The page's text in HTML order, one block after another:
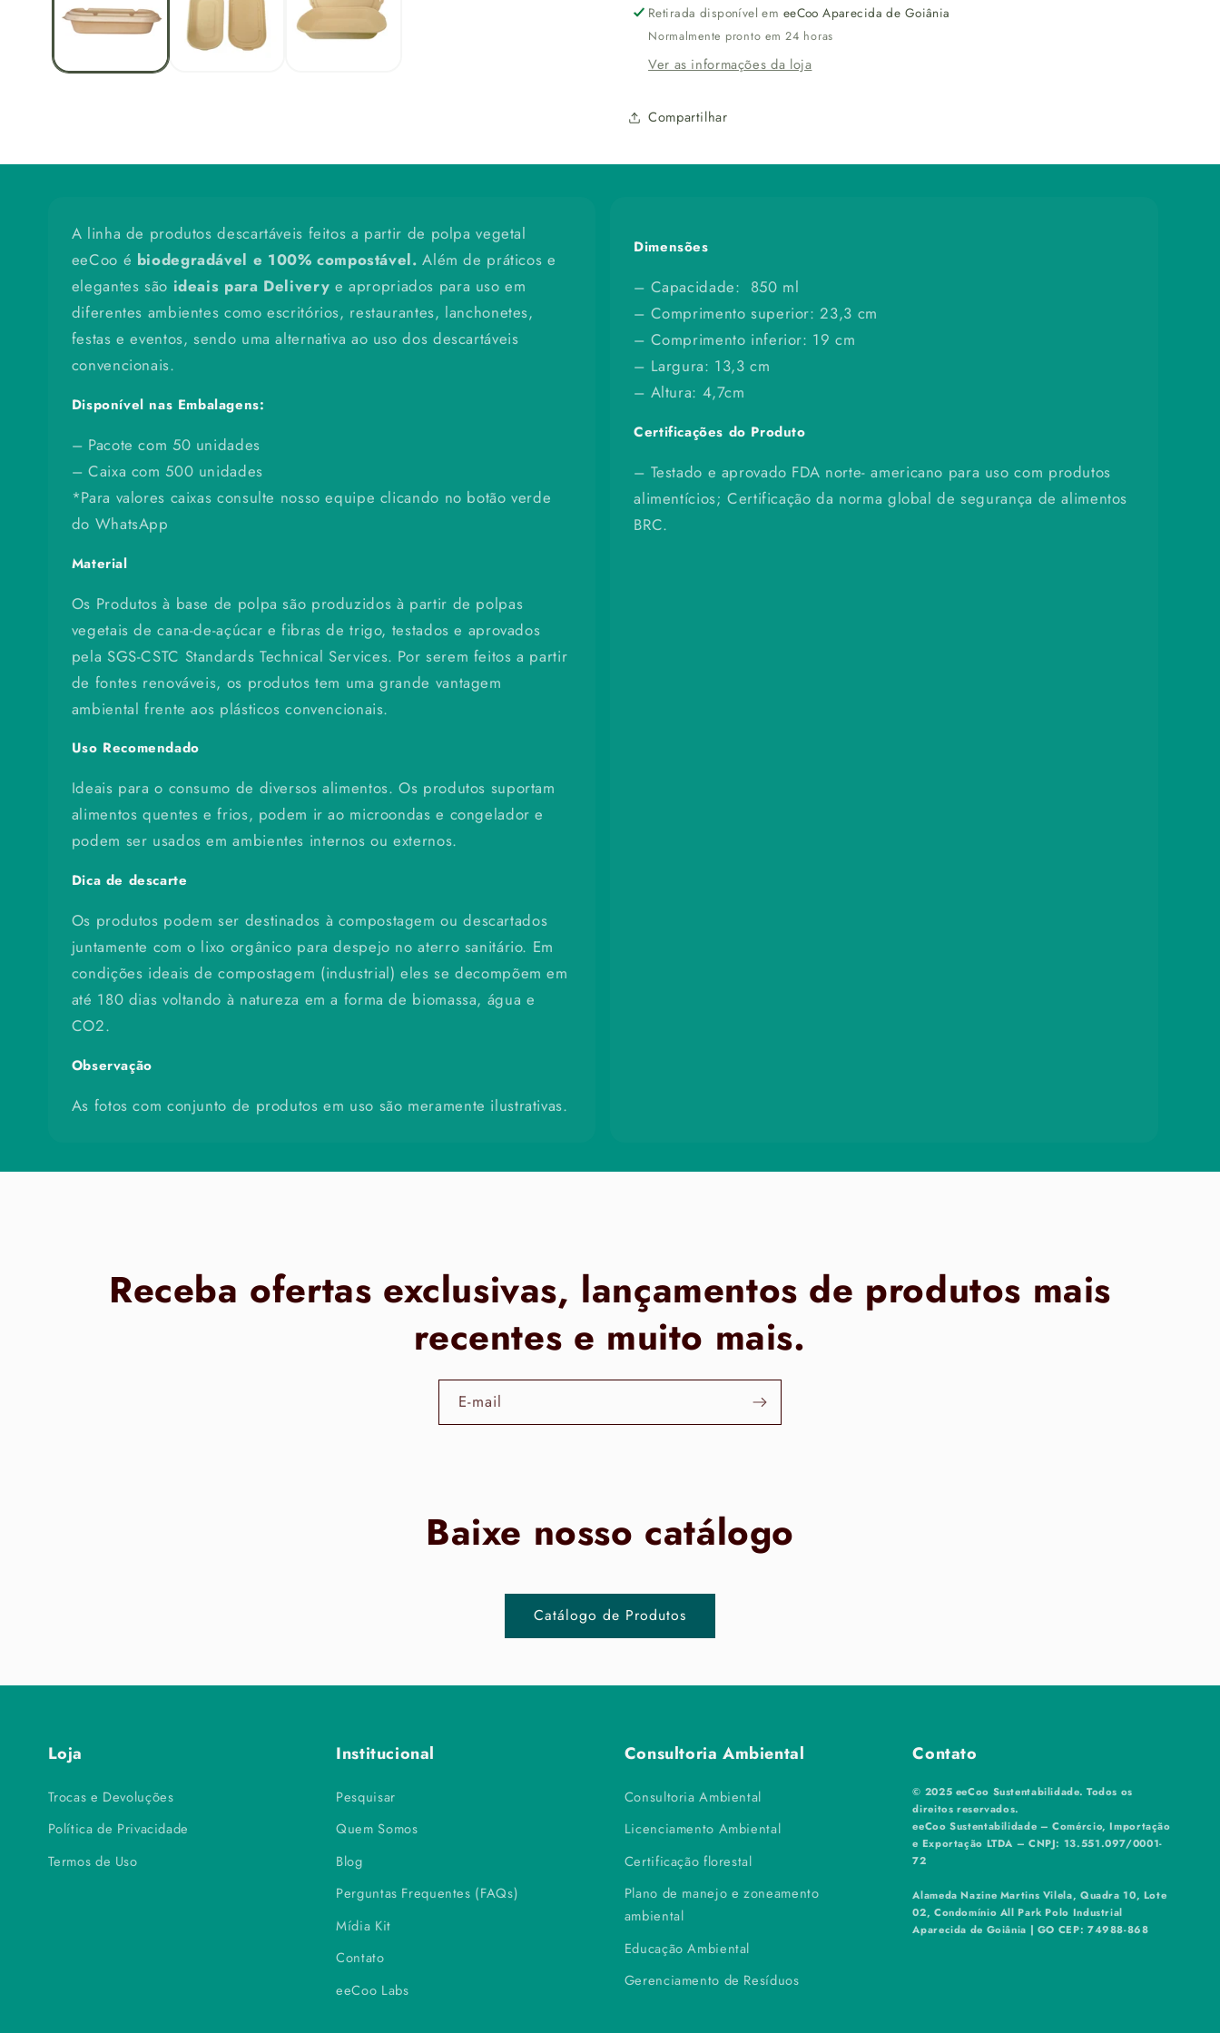
compostável
–
50
compostável
–
50
Retirada disponível em eeCoo Aparecida de Goiânia
Normalmente pronto em 24 horas
Ver as informações da loja
Compartilhar
A linha de produtos descartáveis feitos a partir de polpa vegetal
eeCoo é biodegradável e 100% compostável. Além de práticos e
elegantes são ideais para Delivery e apropriados para uso em
diferentes ambientes como escritórios, restaurantes, lanchonetes,
festas e eventos, sendo uma alternativa ao uso dos descartáveis
convencionais.
Disponível nas Embalagens:
– Pacote com 50 unidades
– Caixa com 500 unidades
*Para valores caixas consulte nosso equipe clicando no botão verde
do WhatsApp
Material
Os Produtos à base de polpa são produzidos à partir de polpas
vegetais de cana-de-açúcar e fibras de trigo, testados e aprovados
pela SGS-CSTC Standards Technical Services. Por serem feitos a partir
de fontes renováveis, os produtos tem uma grande vantagem
ambiental frente aos plásticos convencionais.
Uso Recomendado
Ideais para o consumo de diversos alimentos. Os produtos suportam
alimentos quentes e frios, podem ir ao microondas e congelador e
podem ser usados em ambientes internos ou externos.
Dica de descarte
Os produtos podem ser destinados à compostagem ou descartados
juntamente com o lixo orgânico para despejo no aterro sanitário. Em
condições ideais de compostagem (industrial) eles se decompõem em
até 180 dias voltando à natureza em a forma de biomassa, água e
CO2.
Observação
As fotos com conjunto de produtos em uso são meramente ilustrativas.
Dimensões
– Capacidade: 850 ml
– Comprimento superior: 23,3 cm
– Comprimento inferior: 19 cm
– Largura: 13,3 cm
– Altura: 4,7cm
Certificações do Produto
– Testado e aprovado FDA norte- americano para uso com produtos
alimentícios; Certificação da norma global de segurança de alimentos
BRC.
Receba ofertas exclusivas, lançamentos de produtos mais
recentes e muito mais.
E-mail
Baixe nosso catálogo
Catálogo de Produtos
Loja
Trocas e Devoluções
Política de Privacidade
Termos de Uso
Institucional
Pesquisar
Quem Somos
Blog
Perguntas Frequentes (FAQs)
Mídia Kit
Contato
eeCoo Labs
Consultoria Ambiental
Consultoria Ambiental
Licenciamento Ambiental
Certificação florestal
Plano de manejo e zoneamento
ambiental
Educação Ambiental
Gerenciamento de Resíduos
Contato
© 2025 eeCoo Sustentabilidade. Todos os
direitos reservados.
eeCoo Sustentabilidade – Comércio, Importação
e Exportação LTDA – CNPJ: 13.551.097/0001-
72
Alameda Nazine Martins Vilela, Quadra 10, Lote
02, Condomínio All Park Polo Industrial
Aparecida de Goiânia | GO CEP: 74988-868